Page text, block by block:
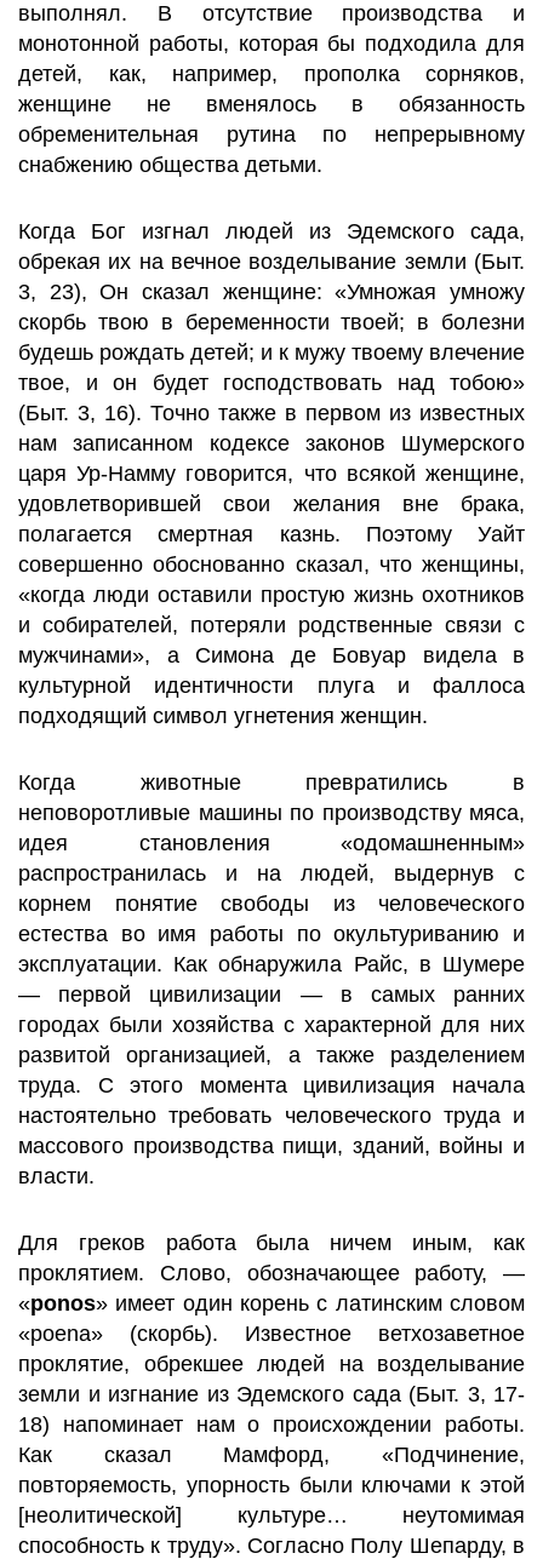
выполнял. В отсутствие производства и
монотонной работы, которая бы подходила для
детей, как, например, прополка сорняков,
женщине не вменялось в обязанность
обременительная рутина по непрерывному
снабжению общества детьми.
Когда Бог изгнал людей из Эдемского сада,
обрекая их на вечное возделывание земли (Быт.
3, 23), Он сказал женщине: «Умножая умножу
скорбь твою в беременности твоей; в болезни
будешь рождать детей; и к мужу твоему влечение
твое, и он будет господствовать над тобою»
(Быт. 3, 16). Точно также в первом из известных
нам записанном кодексе законов Шумерского
царя Ур-Намму говорится, что всякой женщине,
удовлетворившей свои желания вне брака,
полагается смертная казнь. Поэтому Уайт
совершенно обоснованно сказал, что женщины,
«когда люди оставили простую жизнь охотников
и собирателей, потеряли родственные связи с
мужчинами», а Симона де Бовуар видела в
культурной идентичности плуга и фаллоса
подходящий символ угнетения женщин.
Когда животные превратились в
неповоротливые машины по производству мяса,
идея становления «одомашненным»
распространилась и на людей, выдернув с
корнем понятие свободы из человеческого
естества во имя работы по окультуриванию и
эксплуатации. Как обнаружила Райс, в Шумере
— первой цивилизации — в самых ранних
городах были хозяйства с характерной для них
развитой организацией, а также разделением
труда. С этого момента цивилизация начала
настоятельно требовать человеческого труда и
массового производства пищи, зданий, войны и
власти.
Для греков работа была ничем иным, как
проклятием. Слово, обозначающее работу, —
«ponos» имеет один корень с латинским словом
«poena» (скорбь). Известное ветхозаветное
проклятие, обрекшее людей на возделывание
земли и изгнание из Эдемского сада (Быт. 3, 17-
18) напоминает нам о происхождении работы.
Как сказал Мамфорд, «Подчинение,
повторяемость, упорность были ключами к этой
[неолитической] культуре… неутомимая
способность к труду». Согласно Полу Шепарду, в